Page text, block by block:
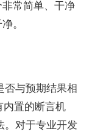
常简单、干净
。
否与预期结果相
内置的断言机
。对于专业开发